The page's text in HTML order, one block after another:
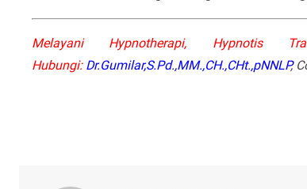
Melayani Hypnotherapi, Hypnotis
Hubungi: Dr.Gumilar,S.Pd.,MM.,CH.,CHt.,pNNLP,